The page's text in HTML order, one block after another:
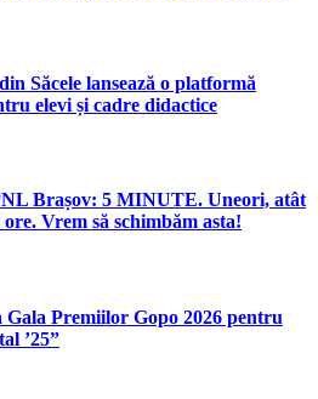
Săcele lansează o platformă
elevi și cadre didactice
Brașov: 5 MINUTE. Uneori, atât
Vrem să schimbăm asta!
Premiilor Gopo 2026 pentru
’25”